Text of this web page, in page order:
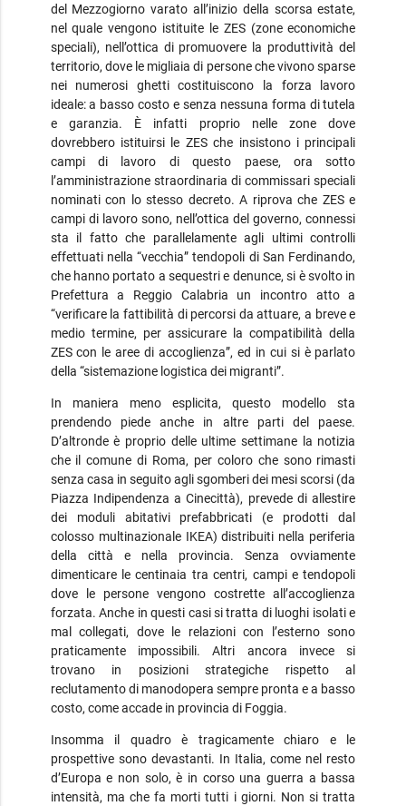
del Mezzogiorno varato all’inizio della scorsa estate,
nel quale vengono istituite le ZES (zone economiche
speciali), nell’ottica di promuovere la produttività del
territorio, dove le migliaia di persone che vivono sparse
nei numerosi ghetti costituiscono la forza lavoro
ideale: a basso costo e senza nessuna forma di tutela
e garanzia. È infatti proprio nelle zone dove
dovrebbero istituirsi le ZES che insistono i principali
campi di lavoro di questo paese, ora sotto
l’amministrazione straordinaria di commissari speciali
nominati con lo stesso decreto. A riprova che ZES e
campi di lavoro sono, nell’ottica del governo, connessi
sta il fatto che parallelamente agli ultimi controlli
effettuati nella “vecchia” tendopoli di San Ferdinando,
che hanno portato a sequestri e denunce, si è svolto in
Prefettura a Reggio Calabria un incontro atto a
“verificare la fattibilità di percorsi da attuare, a breve e
medio termine, per assicurare la compatibilità della
ZES con le aree di accoglienza”, ed in cui si è parlato
della “sistemazione logistica dei migranti”.
In maniera meno esplicita, questo modello sta
prendendo piede anche in altre parti del paese.
D’altronde è proprio delle ultime settimane la notizia
che il comune di Roma, per coloro che sono rimasti
senza casa in seguito agli sgomberi dei mesi scorsi (da
Piazza Indipendenza a Cinecittà), prevede di allestire
dei moduli abitativi prefabbricati (e prodotti dal
colosso multinazionale IKEA) distribuiti nella periferia
della città e nella provincia. Senza ovviamente
dimenticare le centinaia tra centri, campi e tendopoli
dove le persone vengono costrette all’accoglienza
forzata. Anche in questi casi si tratta di luoghi isolati e
mal collegati, dove le relazioni con l’esterno sono
praticamente impossibili. Altri ancora invece si
trovano in posizioni strategiche rispetto al
reclutamento di manodopera sempre pronta e a basso
costo, come accade in provincia di Foggia.
Insomma il quadro è tragicamente chiaro e le
prospettive sono devastanti. In Italia, come nel resto
d’Europa e non solo, è in corso una guerra a bassa
intensità, ma che fa morti tutti i giorni. Non si tratta